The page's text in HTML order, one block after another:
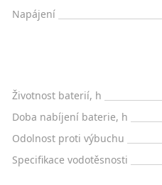
Napájení
Životnost baterií, h
Doba nabíjení baterie, h
Odolnost proti výbuchu
Specifikace vodotěsnosti